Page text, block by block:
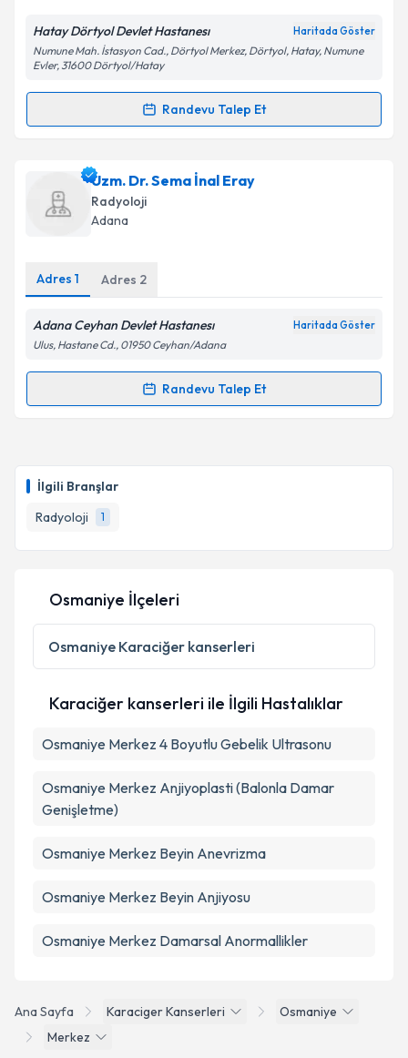
İlgili Branşlar
Radyoloji
1
Kişisel verilerimin işlenmesine ilişkinAydınlatma
'ni okudum ve kişisel verilerimin belirtilen
kapsamda işlenmesini kabul ediyorum.
Takvim Talebini Gönder
Hatay Dörtyol Devlet Hastanesı Haritada Göster
Numune Mah. İstasyon Cad., Dörtyol Merkez, Dörtyol, Hatay, Numune
Evler, 31600 Dörtyol/Hatay
Randevu Talep Et
Randevu Takvimi Talebi
Ass. Dr. Tuncay Dumaniçin randevu takvimi talebi
oluşturun. Size bu uzmandan randevu almanız için bir
takvim hazırlandığında e-posta ile bilgilendireceğiz.
Kişisel verilerimin işlenmesine ilişkin
kapsamda işlenmesini kabul ediyorum.
Uzm. Dr. Sema İnal Eray
Radyoloji
Adana
Adres 1 Adres 2
Adana Ceyhan Devlet Hastanesı Haritada Göster
Ulus, Hastane Cd., 01950 Ceyhan/Adana
Randevu Talep Et
Randevu Takvimi Talebi
takvim hazırlandığında e-posta ile bilgilendireceğiz.
E-posta Adresiniz
Kişisel verilerimin işlenmesine ilişkinAydınlatma
Metni'ni okudum ve kişisel verilerimin belirtilen
kapsamda işlenmesini kabul ediyorum.
Takvim Talebini Gönder
Ana Sayfa Karaciger Kanserleri
Osmaniye
Merkez
Osmaniye İlçeleri
Osmaniye Karaciğer kanserleri
Karaciğer kanserleri ile İlgili Hastalıklar
Osmaniye Merkez 4 Boyutlu Gebelik Ultrasonu
Osmaniye Merkez Anjiyoplasti (Balonla Damar
Genişletme)
Osmaniye Merkez Beyin Anevrizma
Osmaniye Merkez Beyin Anjiyosu
Osmaniye Merkez Damarsal Anormallikler